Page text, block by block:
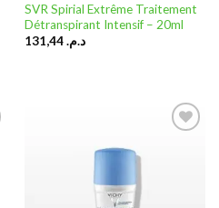
SVR Spirial Extrême Traitement
Détranspirant Intensif – 20ml
د.م.131,44